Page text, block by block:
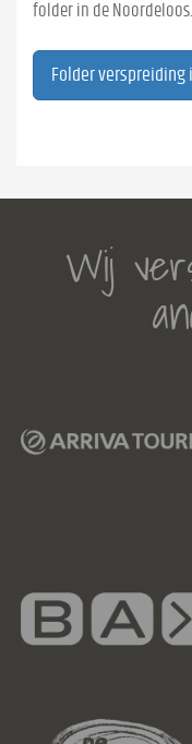
folder in de Noordeloos.
Folder verspreiding
Wij